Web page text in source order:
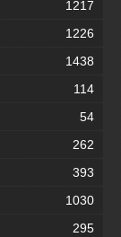
1217
1226
1438
114
54
262
393
1030
295